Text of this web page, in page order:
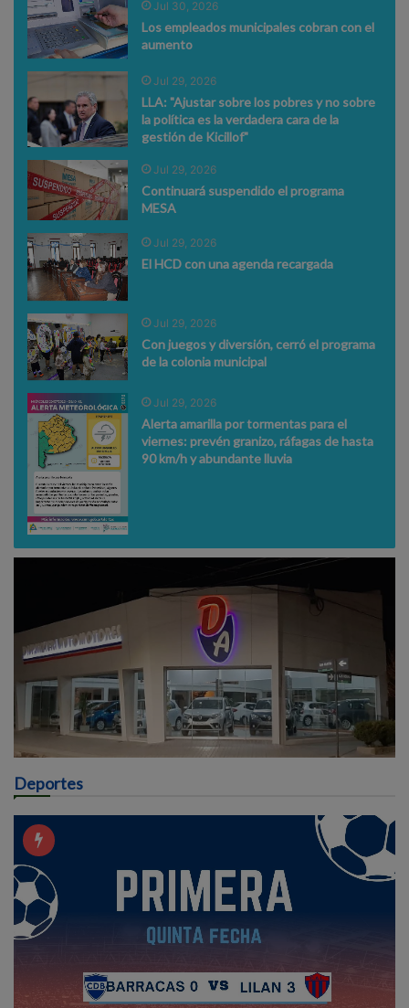
Jul 30, 2026
Los empleados municipales cobran con el
aumento
Jul 29, 2026
LLA: "Ajustar sobre los pobres y no sobre
la política es la verdadera cara de la
gestión de Kicillof"
Jul 29, 2026
Continuará suspendido el programa
MESA
Jul 29, 2026
El HCD con una agenda recargada
Jul 29, 2026
Con juegos y diversión, cerró el programa
de la colonia municipal
Jul 29, 2026
Alerta amarilla por tormentas para el
viernes: prevén granizo, ráfagas de hasta
90 km/h y abundante lluvia
Deportes